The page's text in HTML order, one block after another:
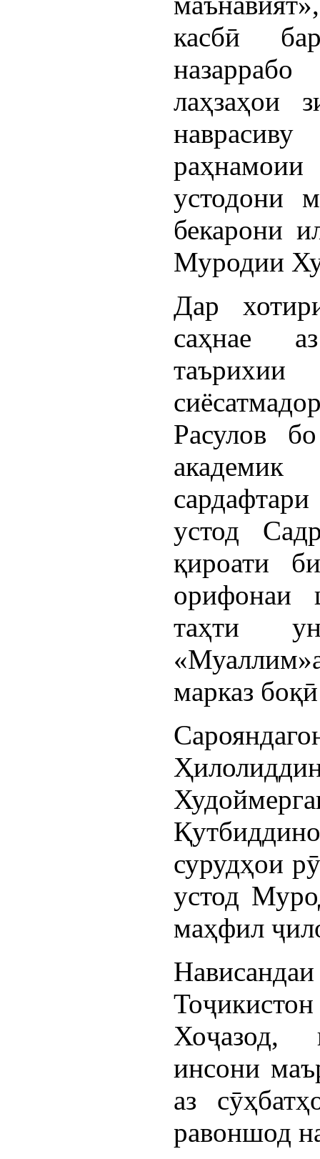
касбӣ
лаҳзаҳои
устодони
бекарони
Муродии
Дар
саҳнае
Расулов
устод
қироати
орифонаи
таҳти
марказ
сурудҳои
устод
маҳфил
Хоҷазод,
инсони
аз
равоншод